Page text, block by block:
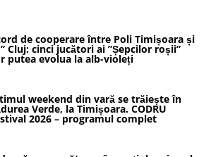
de cooperare între Poli Timișoara și
Cluj: cinci jucători ai ”Șepcilor roșii”
putea evolua la alb-violeți
weekend din vară se trăiește în
Verde, la Timișoara. CODRU
2026 – programul complet